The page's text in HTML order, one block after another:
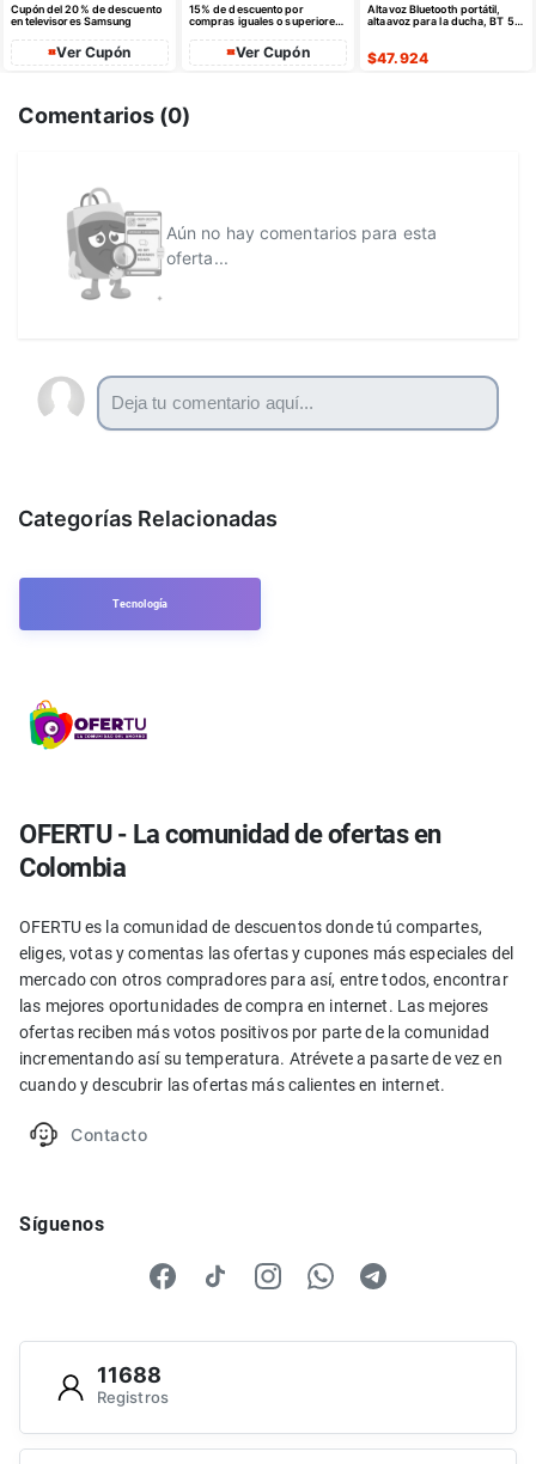
Cupón del 20% de descuento
en televisores Samsung
Ver Cupón
15% de descuento por
compras iguales o superiores
de dto
Ver Cupón
Altavoz Bluetooth portátil,
altaavoz para la ducha, BT 5.4
$47.924
Comentarios (0)
Aún no hay comentarios para esta
oferta...
Categorías Relacionadas
Tecnología
OFERTU - La comunidad de ofertas en
Colombia
OFERTU es la comunidad de descuentos donde tú compartes,
eliges, votas y comentas las ofertas y cupones más especiales del
mercado con otros compradores para así, entre todos, encontrar
las mejores oportunidades de compra en internet. Las mejores
ofertas reciben más votos positivos por parte de la comunidad
incrementando así su temperatura. Atrévete a pasarte de vez en
cuando y descubrir las ofertas más calientes en internet.
Contacto
Síguenos
11688
Registros